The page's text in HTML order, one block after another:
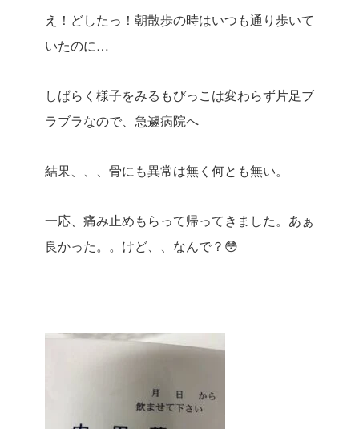
え！どしたっ！朝散歩の時はいつも通り歩いて
いたのに…
しばらく様子をみるもびっこは変わらず片足ブ
ラブラなので、急遽病院へ
結果、、、骨にも異常は無く何とも無い。
一応、痛み止めもらって帰ってきました。あぁ
良かった。。けど、、なんで？😳